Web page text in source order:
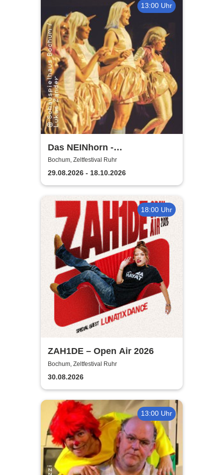
13:00 Uhr
Das NEINhorn -
Schauspielhaus Bochum
Bochum, Zeltfestival Ruhr
29.08.2026 - 18.10.2026
18:00 Uhr
ZAH1DE – Open Air 2026
Bochum, Zeltfestival Ruhr
30.08.2026
13:00 Uhr